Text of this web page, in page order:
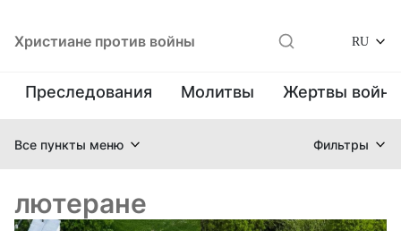
Христиане против войны RU
Преследования Молитвы Жертвы
Все пункты меню Фильтры
лютеране